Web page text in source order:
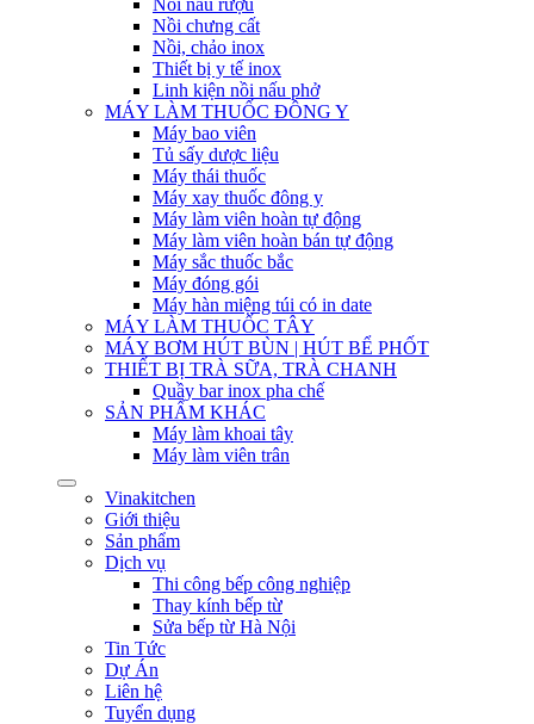
Nồi nấu rượu
Nồi chưng cất
Nồi, chảo inox
Thiết bị y tế inox
Linh kiện nồi nấu phở
MÁY LÀM THUỐC ĐÔNG Y
Máy bao viên
Tủ sấy dược liệu
Máy thái thuốc
Máy xay thuốc đông y
Máy làm viên hoàn tự động
Máy làm viên hoàn bán tự động
Máy sắc thuốc bắc
Máy đóng gói
Máy hàn miệng túi có in date
MÁY LÀM THUỐC TÂY
MÁY BƠM HÚT BÙN | HÚT BỂ PHỐT
THIẾT BỊ TRÀ SỮA, TRÀ CHANH
Quầy bar inox pha chế
SẢN PHẨM KHÁC
Máy làm khoai tây
Máy làm viên trân
Vinakitchen
Giới thiệu
Sản phẩm
Dịch vụ
Thi công bếp công nghiệp
Thay kính bếp từ
Sửa bếp từ Hà Nội
Tin Tức
Dự Án
Liên hệ
Tuyển dụng